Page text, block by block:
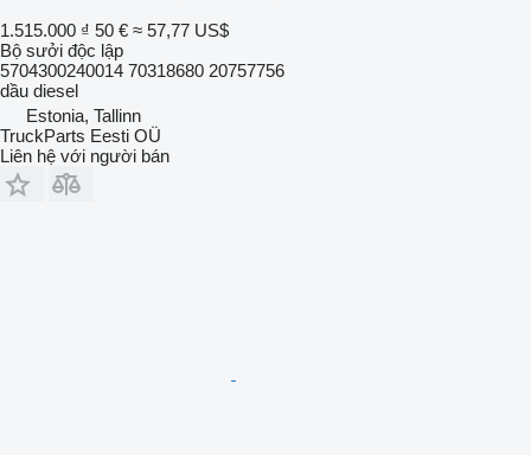
1.515.000 ₫ 50 € ≈ 57,77 US$
Bộ sưởi độc lập
5704300240014 70318680 20757756
dầu diesel
Estonia, Tallinn
TruckParts Eesti OÜ
Liên hệ với người bán